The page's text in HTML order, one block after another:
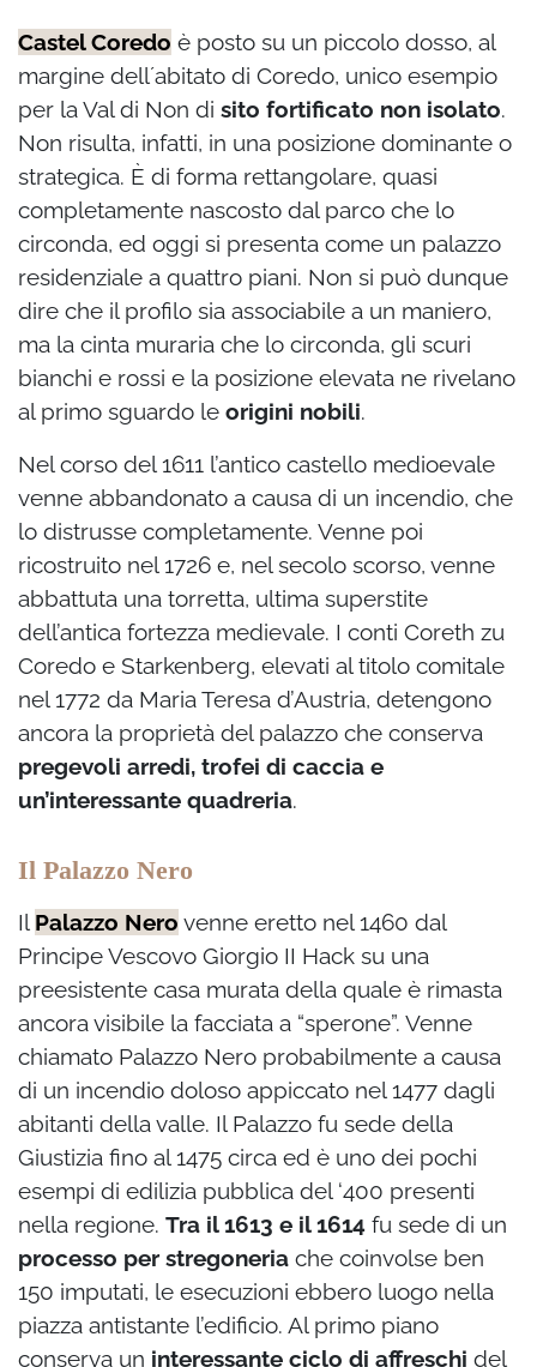
Castel Coredo è posto su un piccolo dosso, al
margine dell´abitato di Coredo, unico esempio
per la Val di Non di sito fortificato non isolato.
Non risulta, infatti, in una posizione dominante o
strategica. È di forma rettangolare, quasi
completamente nascosto dal parco che lo
circonda, ed oggi si presenta come un palazzo
residenziale a quattro piani. Non si può dunque
dire che il profilo sia associabile a un maniero,
ma la cinta muraria che lo circonda, gli scuri
bianchi e rossi e la posizione elevata ne rivelano
al primo sguardo le origini nobili.
Nel corso del 1611 l’antico castello medioevale
venne abbandonato a causa di un incendio, che
lo distrusse completamente. Venne poi
ricostruito nel 1726 e, nel secolo scorso, venne
abbattuta una torretta, ultima superstite
dell’antica fortezza medievale. I conti Coreth zu
Coredo e Starkenberg, elevati al titolo comitale
nel 1772 da Maria Teresa d’Austria, detengono
ancora la proprietà del palazzo che conserva
pregevoli arredi, trofei di caccia e
un’interessante quadreria.
Il Palazzo Nero
Il Palazzo Nero venne eretto nel 1460 dal
Principe Vescovo Giorgio II Hack su una
preesistente casa murata della quale è rimasta
ancora visibile la facciata a “sperone”. Venne
chiamato Palazzo Nero probabilmente a causa
di un incendio doloso appiccato nel 1477 dagli
abitanti della valle. Il Palazzo fu sede della
Giustizia fino al 1475 circa ed è uno dei pochi
esempi di edilizia pubblica del ‘400 presenti
nella regione. Tra il 1613 e il 1614 fu sede di un
processo per stregoneria che coinvolse ben
150 imputati, le esecuzioni ebbero luogo nella
piazza antistante l’edificio. Al primo piano
conserva un interessante ciclo di affreschi del